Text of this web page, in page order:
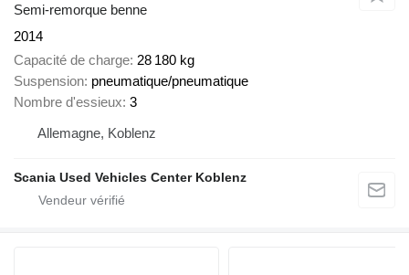
Semi-remorque benne
2014
Capacité de charge 28 180 kg
Suspension pneumatique/pneumatique
Nombre d'essieux 3
Allemagne, Koblenz
Scania Used Vehicles Center Koblenz